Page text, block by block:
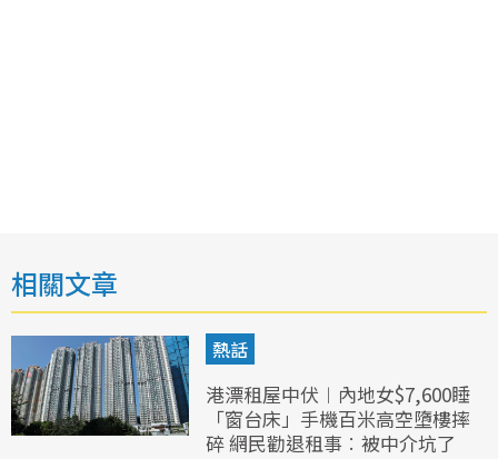
相關文章
熱話
港漂租屋中伏︱內地女$7,600睡
「窗台床」手機百米高空墮樓摔
碎 網民勸退租事︰被中介坑了